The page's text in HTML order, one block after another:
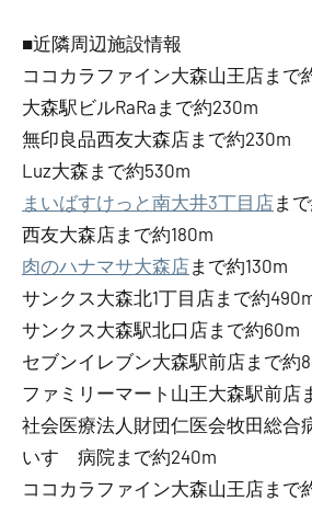
■近隣周辺施設情報
ココカラファイン大森山王店まで
大森駅ビルRaRaまで約230m
無印良品西友大森店まで約230m
Luz大森まで約530m
まいばすけっと南大井3丁目店ま
西友大森店まで約180m
肉のハナマサ大森店まで約130m
サンクス大森北1丁目店まで約
サンクス大森駅北口店まで約60m
セブンイレブン大森駅前店まで約
ファミリーマート山王大森駅前店
社会医療法人財団仁医会牧田総合
いすゞ病院まで約240m
ココカラファイン大森山王店まで